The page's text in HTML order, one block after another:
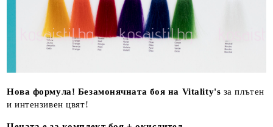
Нова формула! Безамонячната боя на Vitality's за плътен
и интензивен цвят!